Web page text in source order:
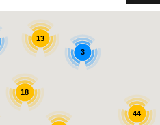
44
13
18
3